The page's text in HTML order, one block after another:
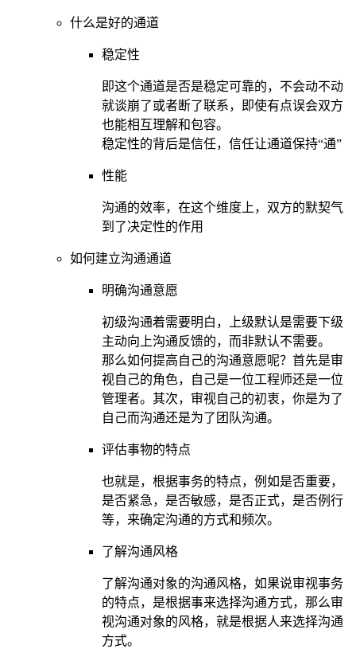
什么是好的通道
稳定性
即这个通道是否是稳定可靠的，不会动不动
就谈崩了或者断了联系，即使有点误会双方
也能相互理解和包容。
稳定性的背后是信任，信任让通道保持“通”
性能
沟通的效率，在这个维度上，双方的默契气
到了决定性的作用
如何建立沟通通道
明确沟通意愿
初级沟通着需要明白，上级默认是需要下级
主动向上沟通反馈的，而非默认不需要。
那么如何提高自己的沟通意愿呢？首先是审
视自己的角色，自己是一位工程师还是一位
管理者。其次，审视自己的初衷，你是为了
自己而沟通还是为了团队沟通。
评估事物的特点
也就是，根据事务的特点，例如是否重要，
是否紧急，是否敏感，是否正式，是否例行
等，来确定沟通的方式和频次。
了解沟通风格
了解沟通对象的沟通风格，如果说审视事务
的特点，是根据事来选择沟通方式，那么审
视沟通对象的风格，就是根据人来选择沟通
方式。